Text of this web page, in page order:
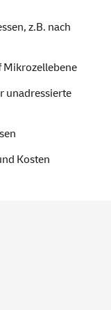
z.B. nach
Mikrozellebene
unadressierte
Kosten